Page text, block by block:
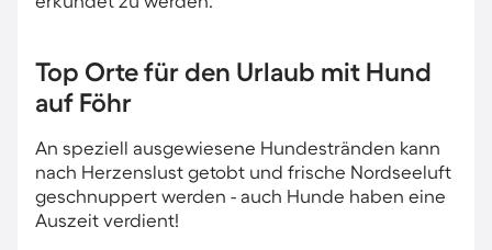
Top Orte für den Urlaub mit Hund
auf Föhr
An speziell ausgewiesene Hundestränden kann
nach Herzenslust getobt und frische Nordseeluft
geschnuppert werden -​ auch Hunde haben eine
Auszeit verdient!